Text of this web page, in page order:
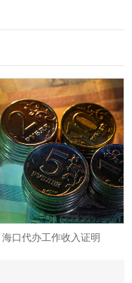
海口代办工作收入证明